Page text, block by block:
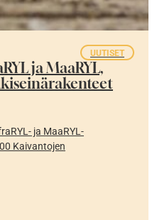
UUTISET
ja MaaRYL,
ja MaaRYL-
Kaivantojen